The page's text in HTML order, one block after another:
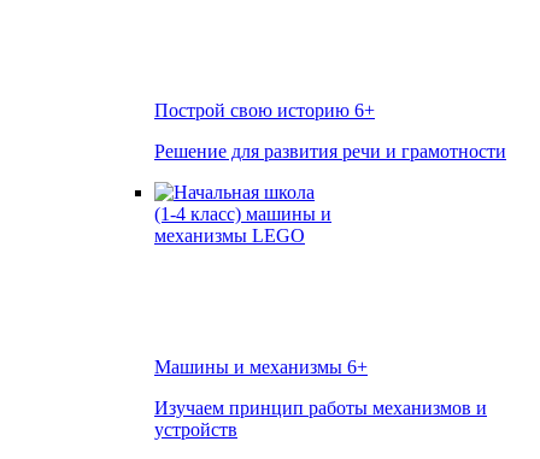
Построй свою историю 6+
Решение для развития речи и грамотности
Машины и механизмы 6+
Изучаем принцип работы механизмов и
устройств